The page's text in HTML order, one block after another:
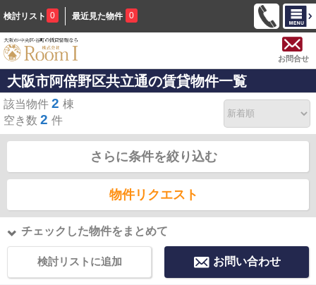
検討リスト 0 最近見た物件 0
お問合せ
大阪市阿倍野区共立通の賃貸物件一覧
該当物件 2 棟
空き数 2 件
さらに条件を絞り込む
物件リクエスト
チェックした物件をまとめて
検討リストに追加 お問い合わせ